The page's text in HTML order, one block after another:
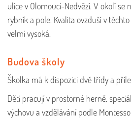
ulice v Olomouci-Nedvězí. V okolí se
rybník a pole. Kvalita ovzduší v
velmi vysoká.
Budova školy
Školka má k dispozici dvě třídy a
Děti pracují v prostorné herně,
výchovu a vzdělávání podle